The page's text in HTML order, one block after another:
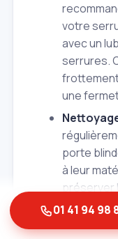
votre
avec un
serrures.
une
porte
à leur
préserver
De temps
01 41 94 98